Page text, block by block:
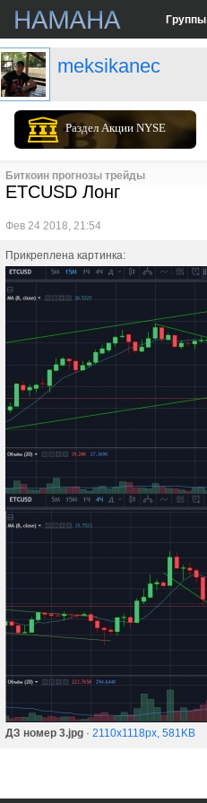
Группы
meksikanec
Раздел Акции NYSE
Биткоин прогнозы трейды
ETCUSD Лонг
Фев 24 2018, 21:54
Прикреплена картинка:
ДЗ номер 3.jpg · 2110x1118px, 581KB